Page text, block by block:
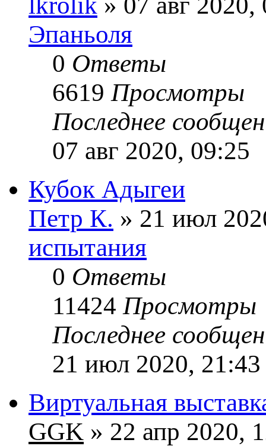
Эпаньоля
0 Ответы
6619 Просмотры
Последнее
07 авг 2020, 09:25
Кубок Адыгеи
Петр К. » 21 июл
испытания
0 Ответы
11424 Просмотры
Последнее
21 июл 2020, 21:43
Виртуальная
GGK » 22 апр 2020,